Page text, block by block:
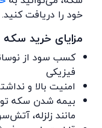
خود را دریافت کنید.
مزایای خرید
کسب سود از
فیزیکی
امنیت بالا و
بیمه شدن سکه
مانند زلزله،